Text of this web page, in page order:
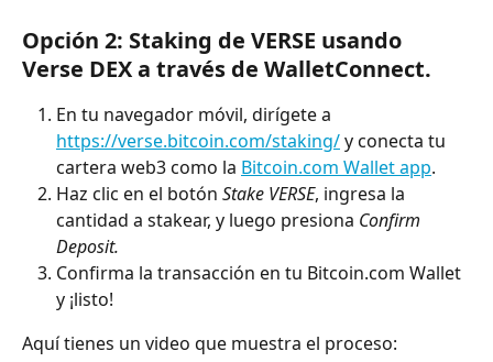
Opción 2: Staking de VERSE usando
Verse DEX a través de WalletConnect.
En tu navegador móvil, dirígete a
https://verse.bitcoin.com/staking/ y conecta tu
cartera web3 como la Bitcoin.com Wallet app.
Haz clic en el botón Stake VERSE, ingresa la
cantidad a stakear, y luego presiona Confirm
Deposit.
Confirma la transacción en tu Bitcoin.com Wallet
y ¡listo!
Aquí tienes un video que muestra el proceso: